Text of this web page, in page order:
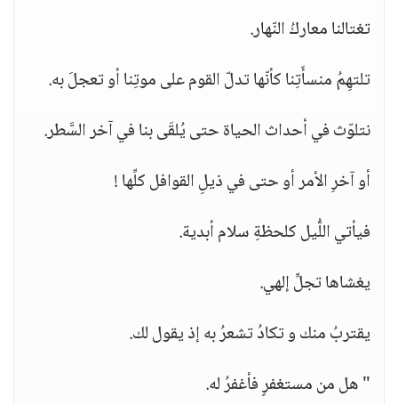
تغتالنا معاركُ النّهار.
تلتهِمُ منسأَتِنا كأنّها تدلّ القوم على موتِنا أو تعجلَ به.
نتلوّث في أحداث الحياة حتى يُلقَى بنا في آخر السَّطر.
أو آخرِ الأمر أو حتى في ذيلِ القوافل كلِّها !
فيأتي اللُّيل كلحظةِ سلام أبدية.
يغشاها تجلٍّ إلهي.
يقتربُ منك و تكادُ تشعرُ به إذ يقول لك.
" هل من مستغفرٍ فأغفرُ له.